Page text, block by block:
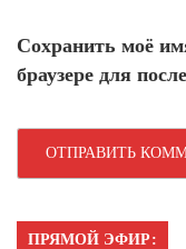
Сохранить моё
браузере для
ПРЯМОЙ ЭФИР: